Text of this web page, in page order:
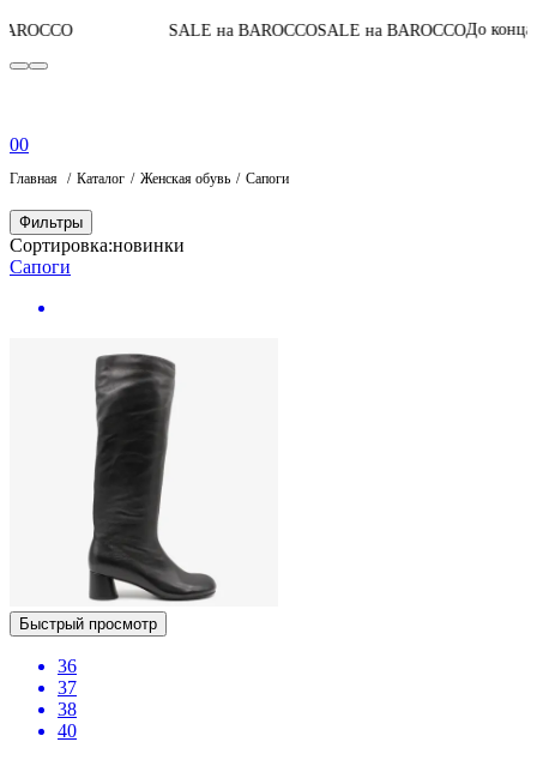
SALE на BAROCCOSALE на BAROCCOДо конца акции05:04:
00
Главная Каталог Женская обувь Сапоги
Фильтры
Сортировка:новинки
Сапоги
Быстрый просмотр
36
37
38
40